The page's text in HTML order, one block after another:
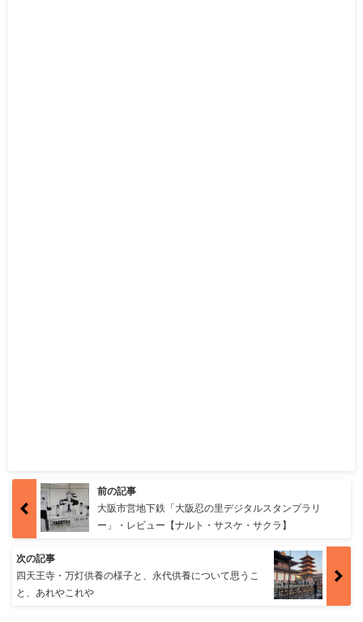
前の記事
大阪市営地下鉄「大阪忍の里デジタルスタンプラリ
ー」・レビュー【ナルト・サスケ・サクラ】
次の記事
四天王寺・万灯供養の様子と、永代供養について思うこ
と、あれやこれや